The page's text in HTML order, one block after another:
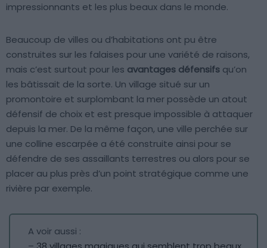
impressionnants et les plus beaux dans le monde.
Beaucoup de villes ou d’habitations ont pu être
construites sur les falaises pour une variété de raisons,
mais c’est surtout pour les avantages défensifs qu’on
les bâtissait de la sorte. Un village situé sur un
promontoire et surplombant la mer possède un atout
défensif de choix et est presque impossible à attaquer
depuis la mer. De la même façon, une ville perchée sur
une colline escarpée a été construite ainsi pour se
défendre de ses assaillants terrestres ou alors pour se
placer au plus près d’un point stratégique comme une
rivière par exemple.
A voir aussi :